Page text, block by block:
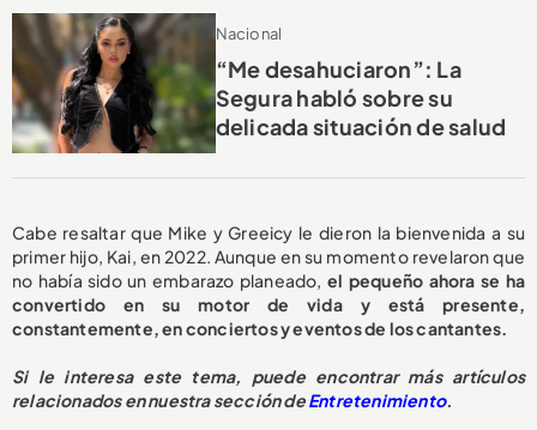
Nacional
“Me desahuciaron”: La
Segura habló sobre su
delicada situación de salud
Cabe resaltar que Mike y Greeicy le dieron la bienvenida a su
primer hijo, Kai, en 2022. Aunque en su momento revelaron que
no había sido un embarazo planeado,el pequeño ahora se ha
convertido en su motor de vida y está presente,
constantemente, en conciertos y eventos de los cantantes.
Si le interesa este tema, puede encontrar más artículos
relacionados en nuestra sección deEntretenimiento.